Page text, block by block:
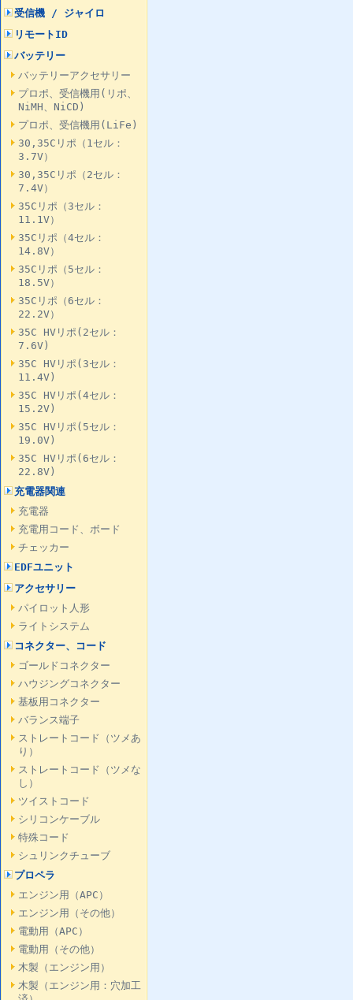
受信機 / ジャイロ
リモートID
バッテリー
バッテリーアクセサリー
プロポ、受信機用(リポ、
NiMH、NiCD)
プロポ、受信機用(LiFe)
30,35Cリポ（1セル：
3.7V）
30,35Cリポ（2セル：
7.4V）
35Cリポ（3セル：
11.1V）
35Cリポ（4セル：
14.8V）
35Cリポ（5セル：
18.5V）
35Cリポ（6セル：
22.2V）
35C HVリポ(2セル：
7.6V)
35C HVリポ(3セル：
11.4V)
35C HVリポ(4セル：
15.2V)
35C HVリポ(5セル：
19.0V)
35C HVリポ(6セル：
22.8V)
充電器関連
充電器
充電用コード、ボード
チェッカー
EDFユニット
アクセサリー
パイロット人形
ライトシステム
コネクター、コード
ゴールドコネクター
ハウジングコネクター
基板用コネクター
バランス端子
ストレートコード（ツメあ
り）
ストレートコード（ツメな
し）
ツイストコード
シリコンケーブル
特殊コード
シュリンクチューブ
プロペラ
エンジン用（APC）
エンジン用（その他）
電動用（APC）
電動用（その他）
木製（エンジン用）
木製（エンジン用：穴加工